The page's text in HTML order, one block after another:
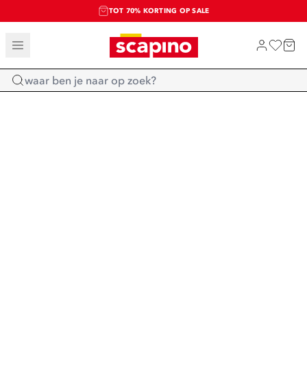
TOT 70% KORTING OP SALE
SALE: LAATSTE KANS!
SHOP NIEUW
Home